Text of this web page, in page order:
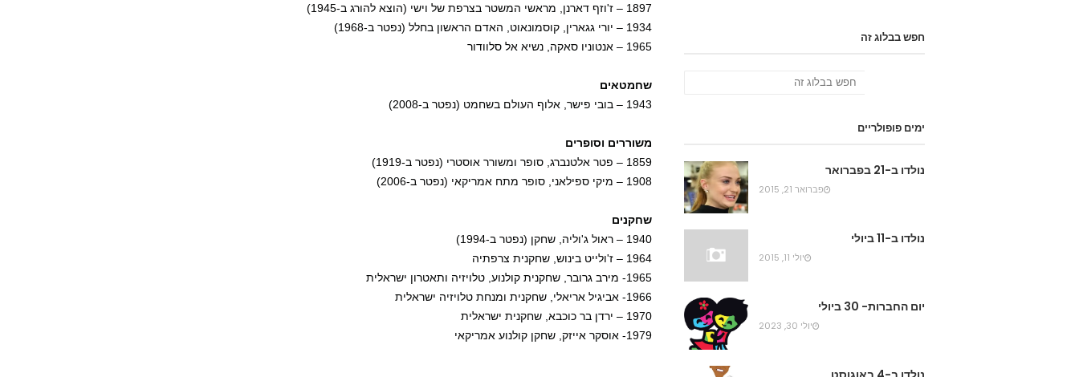
1897 – ז'וזף דארנן, מראשי המשטר בצרפת של וישי (הוצא להורג ב-1945)
1934 – יורי גגארין, קוסמונאוט, האדם הראשון בחלל (נפטר ב-1968)
1965 – אנטוניו סאקה, נשיא אל סלוודור
שחמטאים
1943 – בובי פישר, אלוף העולם בשחמט (נפטר ב-2008)
משוררים וסופרים
1859 – פטר אלטנברג, סופר ומשורר אוסטרי (נפטר ב-1919)
1908 – מיקי ספילאני, סופר מתח אמריקאי (נפטר ב-2006)
שחקנים
1940 – ראול ג'וליה, שחקן (נפטר ב-1994)
1964 – ז'ולייט בינוש, שחקנית צרפתיה
1965- מירב גרובר, שחקנית קולנוע, טלויזיה ותאטרון ישראלית
1966- אביגיל אריאלי, שחקנית ומנחת טלויזיה ישראלית
1970 – ירדן בר כוכבא, שחקנית ישראלית
1979- אוסקר אייזק, שחקן קולנוע אמריקאי
חפש בבלוג זה
ימים פופולריים
נולדו ב-21 בפברואר
פברואר 21, 2015
נולדו ב-11 ביולי
יולי 11, 2015
יום החברות- 30 ביולי
יולי 30, 2023